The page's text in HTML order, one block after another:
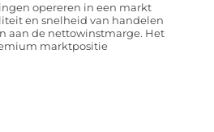
opereren in een markt
en snelheid van handelen
aan de nettowinstmarge. Het
marktpositie